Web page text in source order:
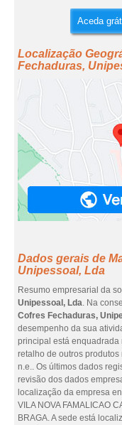
Aceda
Localização
Fechaduras,
Dados gerais de
Unipessoal, Lda
Resumo empresarial da
Unipessoal, Lda. Na
Cofres Fechaduras,
desempenho da sua
principal está enquadrada
retalho de outros
n.e.. Os últimos dados
revisão dos dados
localização da empresa
VILA NOVA FAMALICAO
BRAGA. A sede está